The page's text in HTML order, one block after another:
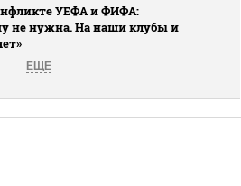
УЕФА и ФИФА:
не нужна. На наши клубы и
ЕЩЕ